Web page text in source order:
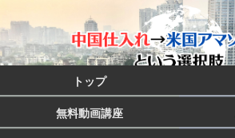
トップ
無料動画講座